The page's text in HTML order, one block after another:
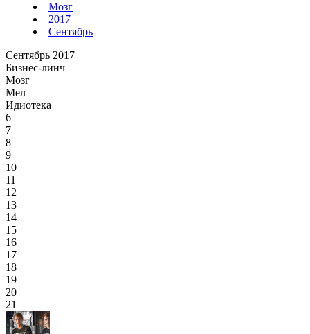
Мозг
2017
Сентябрь
Сентябрь 2017
Бизнес-линч
Мозг
Мел
Идиотека
6
7
8
9
10
11
12
13
14
15
16
17
18
19
20
21